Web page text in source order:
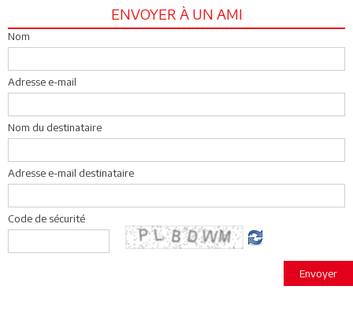
ENVOYER À UN AMI
Nom
Adresse e-mail
Nom du destinataire
Adresse e-mail destinataire
Code de sécurité
Envoyer